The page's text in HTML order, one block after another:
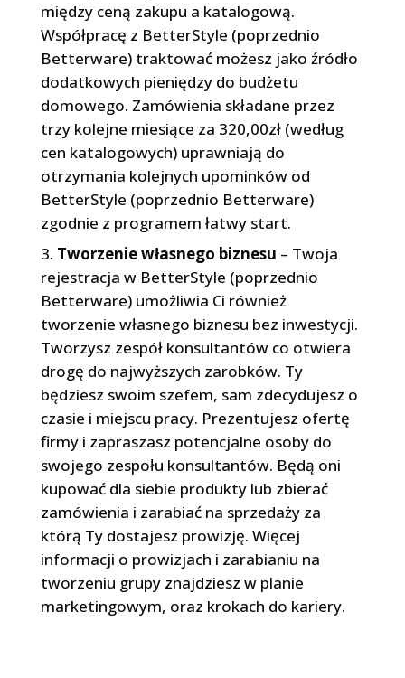
między ceną zakupu a katalogową.
Współpracę z BetterStyle (poprzednio
Betterware) traktować możesz jako źródło
dodatkowych pieniędzy do budżetu
domowego. Zamówienia składane przez
trzy kolejne miesiące za 320,00zł (według
cen katalogowych) uprawniają do
otrzymania kolejnych upominków od
BetterStyle (poprzednio Betterware)
zgodnie z programem łatwy start.
Tworzenie własnego biznesu – Twoja
rejestracja w BetterStyle (poprzednio
Betterware) umożliwia Ci również
tworzenie własnego biznesu bez inwestycji.
Tworzysz zespół konsultantów co otwiera
drogę do najwyższych zarobków. Ty
będziesz swoim szefem, sam zdecydujesz o
czasie i miejscu pracy. Prezentujesz ofertę
firmy i zapraszasz potencjalne osoby do
swojego zespołu konsultantów. Będą oni
kupować dla siebie produkty lub zbierać
zamówienia i zarabiać na sprzedaży za
którą Ty dostajesz prowizję. Więcej
informacji o prowizjach i zarabianiu na
tworzeniu grupy znajdziesz w planie
marketingowym, oraz krokach do kariery.